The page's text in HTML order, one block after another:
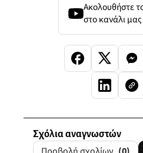
Ακολουθήστε
στο κανάλι
Σχόλια αναγνωστών